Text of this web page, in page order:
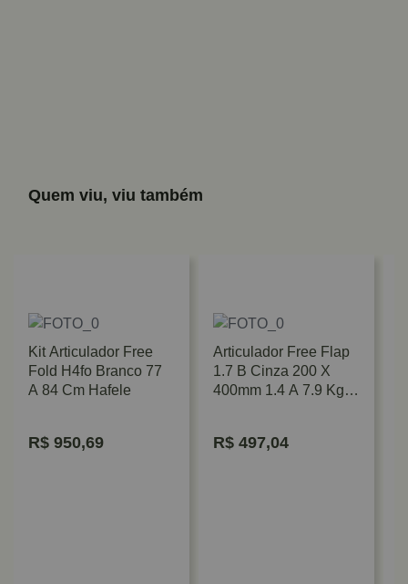
Quem viu, viu também
Kit Articulador Free
Fold H4fo Branco 77
A 84 Cm Hafele
R$ 950,69
Articulador Free Flap
1.7 B Cinza 200 X
400mm 1.4 A 7.9 Kg
R$ 497,04